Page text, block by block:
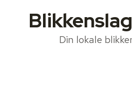
Din lokale